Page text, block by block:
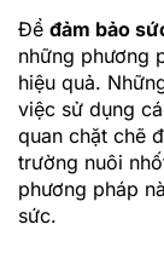
Để đảm bảo
những phương
hiệu quả.
việc sử dụng
quan chặt chẽ
trường nuôi
phương pháp
sức.